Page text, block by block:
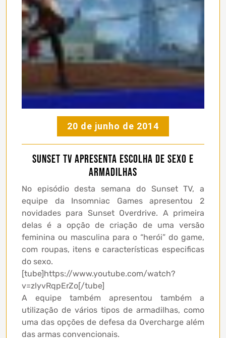
20 de junho de 2014
Sunset TV apresenta escolha de sexo e
armadilhas
No episódio desta semana do Sunset TV, a
equipe da Insomniac Games apresentou 2
novidades para Sunset Overdrive. A primeira
delas é a opção de criação de uma versão
feminina ou masculina para o “herói” do game,
com roupas, itens e características especificas
do sexo.
[tube]https://www.youtube.com/watch?
v=zlyvRqpErZo[/tube]
A equipe também apresentou também a
utilização de vários tipos de armadilhas, como
uma das opções de defesa da Overcharge além
das armas convencionais.